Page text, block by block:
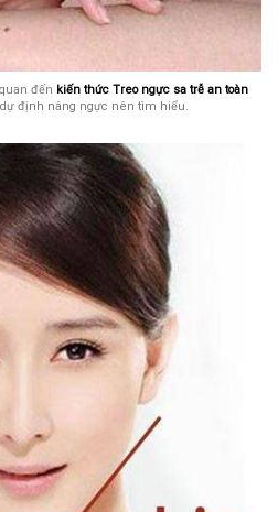
đến kiến thức Treo ngực sa trễ an toàn
định nâng ngực nên tìm hiểu.